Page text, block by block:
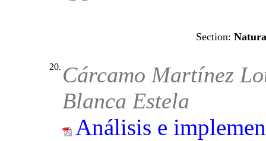
20. Cárcamo Martínez
Blanca Estela
Análisis e